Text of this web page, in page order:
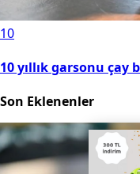
10
10 yıllık garsonu çay
Son Eklenenler